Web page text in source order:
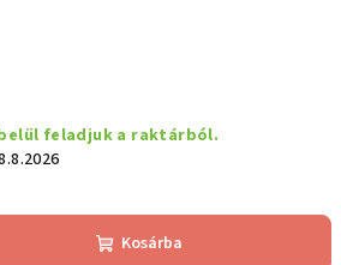
feladjuk a raktárból.
Kosárba